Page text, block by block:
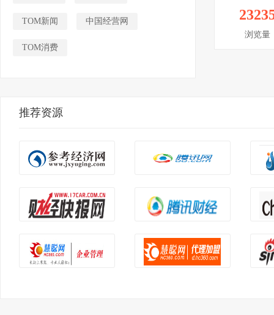
TOM新闻 中国经营网
TOM消费
浏览量
推荐资源